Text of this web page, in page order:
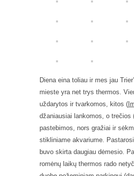
Diena eina toliau ir mes jau
mieste yra net trys thermos.
uždarytos ir tvarkomos, kitos (
džaniausiai lankomos, o trečios
pastebimos, nors gražiai ir
stikliniame akvariume.
buvo skirta daugiau dėmesio.
romėnų laikų thermos rado